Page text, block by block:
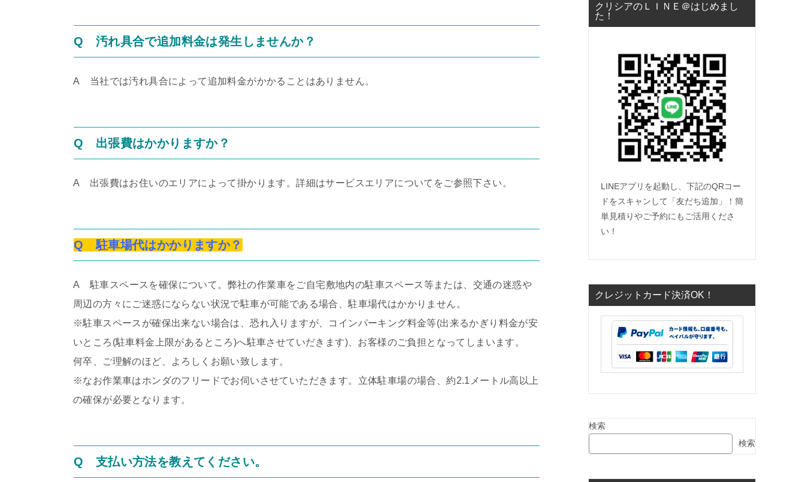
Q 汚れ具合で追加料金は発生しませんか？
A 当社では汚れ具合によって追加料金がかかることはありません。
Q 出張費はかかりますか？
A 出張費はお住いのエリアによって掛かります。詳細はサービスエリアについてをご参照下さい。
Q 駐車場代はかかりますか？
A 駐車スペースを確保について。弊社の作業車をご自宅敷地内の駐車スペース等または、交通の迷惑や
周辺の方々にご迷惑にならない状況で駐車が可能である場合、駐車場代はかかりません。
※駐車スペースが確保出来ない場合は、恐れ入りますが、コインパーキング料金等(出来るかぎり料金が安
いところ(駐車料金上限があるところ)へ駐車させていだきます)、お客様のご負担となってしまいます。
何卒、ご理解のほど、よろしくお願い致します。
※なお作業車はホンダのフリードでお伺いさせていただきます。立体駐車場の場合、約2.1メートル高以上
の確保が必要となります。
Q 支払い方法を教えてください。
クリシアのＬＩＮＥ＠はじめまし
た！
LINEアプリを起動し、下記のQRコー
ドをスキャンして「友だち追加」！簡
単見積りやご予約にもご活用くださ
い！
クレジットカード決済OK！
検索
検索